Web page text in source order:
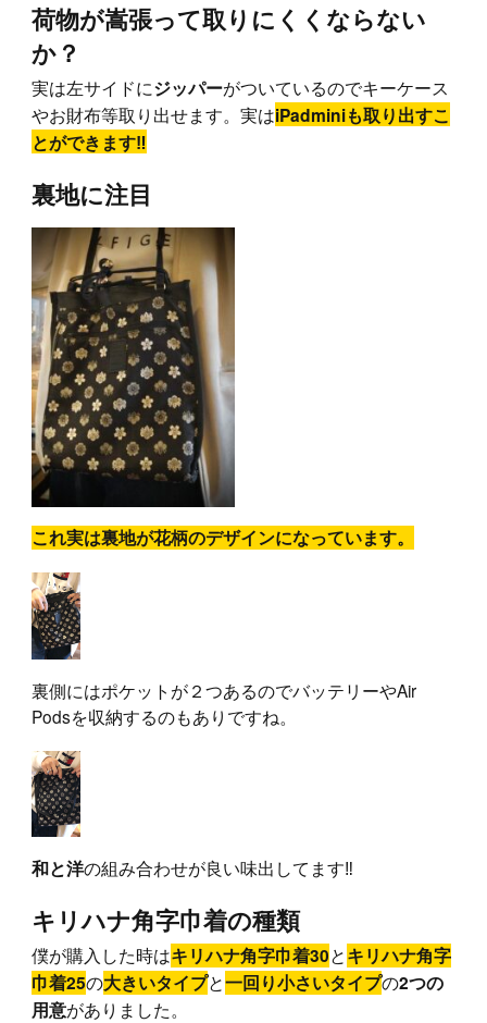
荷物が嵩張って取りにくくならない
か？
実は左サイドにジッパーがついているのでキーケース
やお財布等取り出せます。実はiPadminiも取り出すこ
とができます‼︎
裏地に注目
これ実は裏地が花柄のデザインになっています。
裏側にはポケットが２つあるのでバッテリーやAir
Podsを収納するのもありですね。
和と洋の組み合わせが良い味出してます‼︎
キリハナ角字巾着の種類
僕が購入した時はキリハナ角字巾着30とキリハナ角字
巾着25の大きいタイプと一回り小さいタイプの2つの
用意がありました。